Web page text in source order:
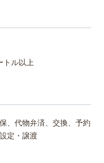
トル以上
、代物弁済、交換、予約
定・譲渡